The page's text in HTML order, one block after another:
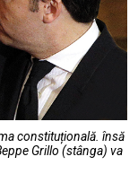
constituțională. însă
Grillo (stânga) va